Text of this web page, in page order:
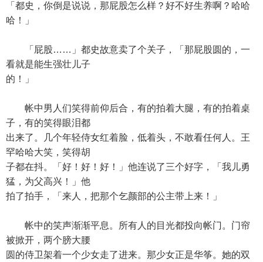
「都史，你倒是说说，那屁股怎么样？好不好生养啊？哈哈
哈！」
「屁股……」都史故意卖了个关子，「那屁股圆的，一
看就是能生强壮儿子
的！」
帐中男人们笑得前仰后合，有的拍着大腿，有的拍着桌
子，有的笑得眼泪都
出来了。几个年轻侍女红着脸，低着头，不敢看任何人。王
罕哈哈大笑，笑得胡
子都在抖。「好！好！好！」他连说了三个好字，「我儿勇
猛，为父高兴！」他
拍了拍手，「来人，把那个乞颜部的公主带上来！」
帐中的笑声渐渐平息。所有人的目光都投向帐门。门帘
被掀开，两个膀大腰
圆的侍卫架着一个少女走了进来。那少女正是华筝。她的双